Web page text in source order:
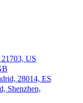
US
28014, ES
Shenzhen,